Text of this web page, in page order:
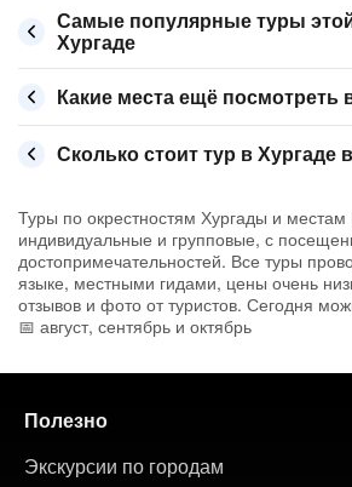
Самые популярные туры
Хургаде
Какие места ещё посмотреть
Сколько стоит тур в Хургаде
Туры по окрестностям Хургады и местам
индивидуальные и групповые, с
достопримечательностей. Все туры
языке, местными гидами, цены очень
отзывов и фото от туристов. Сегодня
📅 август, сентябрь и октябрь
Полезно
Экскурсии по городам